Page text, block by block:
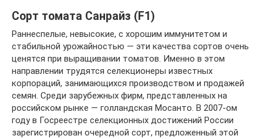
Сорт томата Санрайз (F1)
Раннеспелые, невысокие, с хорошим иммунитетом и
стабильной урожайностью — эти качества сортов очень
ценятся при выращивании томатов. Именно в этом
направлении трудятся селекционеры известных
корпораций, занимающихся производством и продажей
семян. Среди зарубежных фирм, представленных на
российском рынке — голландская Мосанто. В 2007-ом
году в Госреестре селекционных достижений России
зарегистрирован очередной сорт, предложенный этой